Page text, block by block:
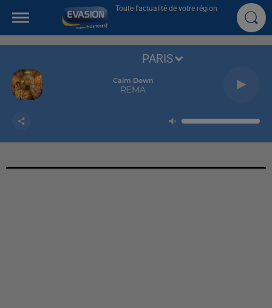
Toute l'actualité de votre région
Calm Down
REMA
PARIS